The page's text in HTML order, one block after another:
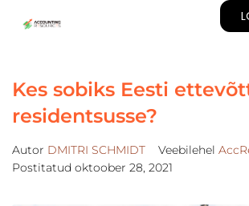
Kes sobiks Eesti
residentsusse?
Autor DMITRI SCHMIDT Veebilehel
Postitatud oktoober 28, 2021